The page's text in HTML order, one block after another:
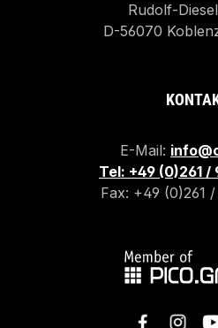
Rudolf-
D-56070
E-Mail:
Tel: +49 (0)261
Fax: +49 (0)261